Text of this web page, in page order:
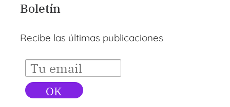
Boletín
Recibe las últimas publicaciones